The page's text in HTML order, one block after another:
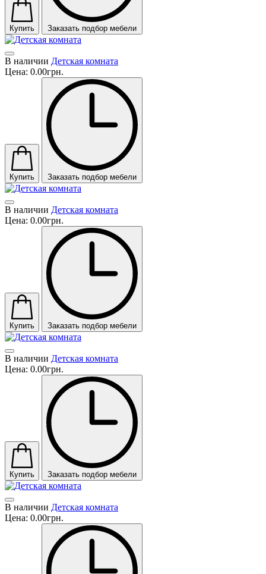
Купить Заказать подбор мебели
В наличии Детская комната
Цена: 0.00грн.
Купить Заказать подбор мебели
В наличии Детская комната
Цена: 0.00грн.
Купить Заказать подбор мебели
В наличии Детская комната
Цена: 0.00грн.
Купить Заказать подбор мебели
В наличии Детская комната
Цена: 0.00грн.